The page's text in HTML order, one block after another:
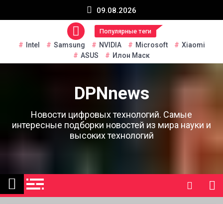
09.08.2026
Популярные теги
Intel Samsung NVIDIA Microsoft
Xiaomi
ASUS
Илон Маск
DPNnews
Новости цифровых технологий. Самые
интересные подборки новостей из мира науки и
высоких технологий